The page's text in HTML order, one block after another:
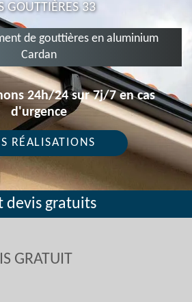
GOUTTIÈRES 33
de gouttières en aluminium
Cardan
24h/24 sur 7j/7 en cas
d'urgence
RÉALISATIONS
devis gratuits
GRATUIT